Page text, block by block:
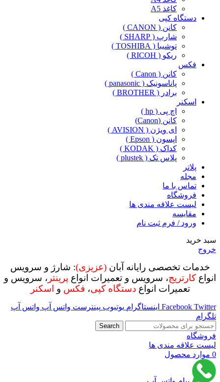
کاغذ A5
دستگاه کپی
کانن ( CANON )
شارپ ( SHARP )
توشیبا ( TOSHIBA )
ریکو ( RICOH )
فکس
کانن ( Canon )
پاناسونیک ( panasonic )
برادر ( BROTHER )
اسکنر
اچ پی ( hp )
کانن (Canon)
ای ویژن ( AVISION )
اپسون ( Epson )
کداک ( KODAK )
پلاس تک ( plustek )
پلاتر
مجله
تماس با ما
فروشگاه
لیست علاقه مندی ها
مقایسه
ورود / فرم ثبت نام
سبد خرید
خروج
خدمات تخصصی رایانه آبان (عزیزی): شارژ و سرویس
انواع کارتریج، سرویس و تعمیرات انواع پرینتر ، سرویس و
تعمیرات انواعدستگاه کپی، فکس و اسکنر
Facebook Twitter اینستاگرام یوتیوب پینترست واتس آپ واتس آپ
تلگرام
Search
فروشگاه
لیست علاقه مندی ها
0 موارد محصول